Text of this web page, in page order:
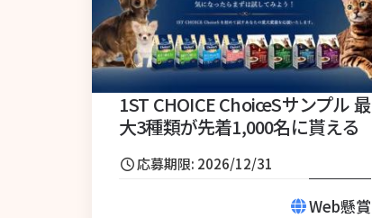
応募期限: 2026/12/31
1ST CHOICE ChoiceSサンプル 最
大3種類が先着1,000名に貰える
Web懸賞